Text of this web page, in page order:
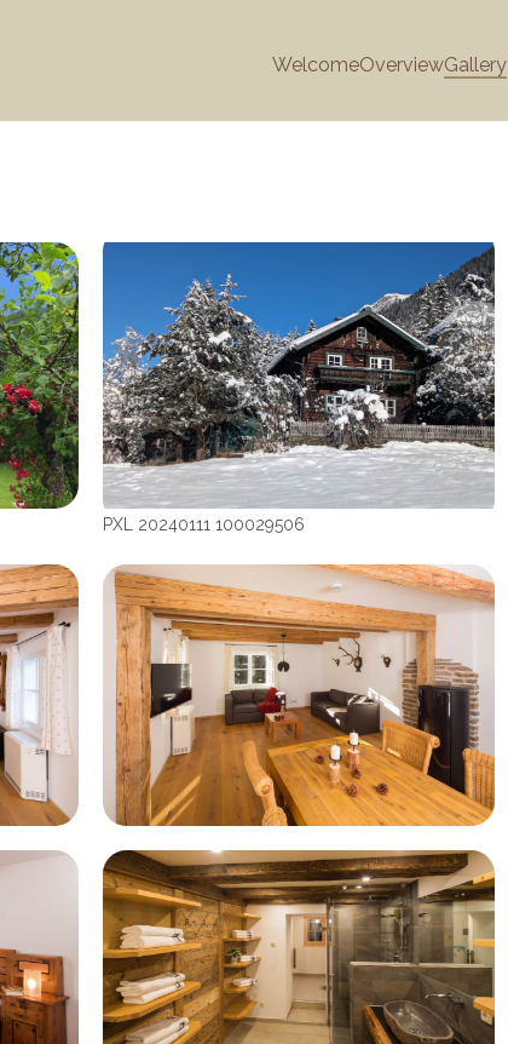
WelcomeOverviewGallery
PXL 20240111 100029506